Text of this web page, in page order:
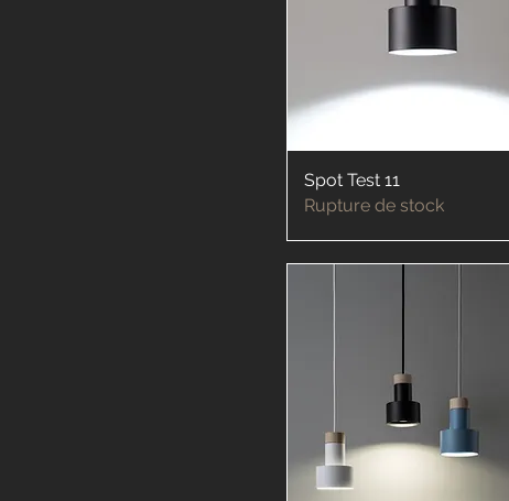
Spot Test 11
Rupture de stock